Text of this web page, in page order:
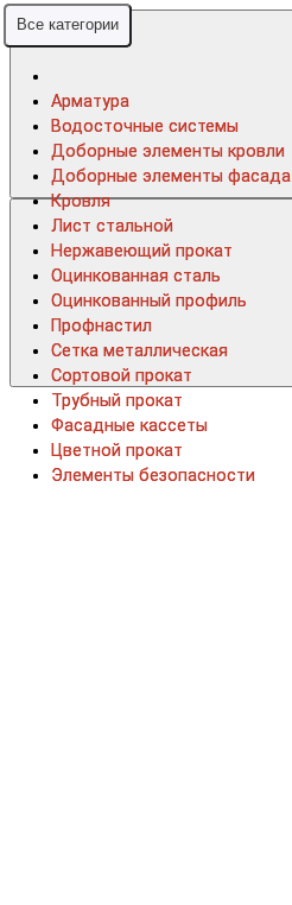
Все категории
Арматура
Водосточные системы
Доборные элементы кровли
Доборные элементы фасада
Кровля
Лист стальной
Нержавеющий прокат
Оцинкованная сталь
Оцинкованный профиль
Профнастил
Сетка металлическая
Сортовой прокат
Трубный прокат
Фасадные кассеты
Цветной прокат
Элементы безопасности
Все категории
Арматура
Водосточные системы
Доборные элементы кровли
Доборные элементы фасада
Кровля
Лист стальной
Нержавеющий прокат
Оцинкованная сталь
Оцинкованный профиль
Профнастил
Сетка металлическая
Сортовой прокат
Трубный прокат
Фасадные кассеты
Цветной прокат
Элементы безопасности